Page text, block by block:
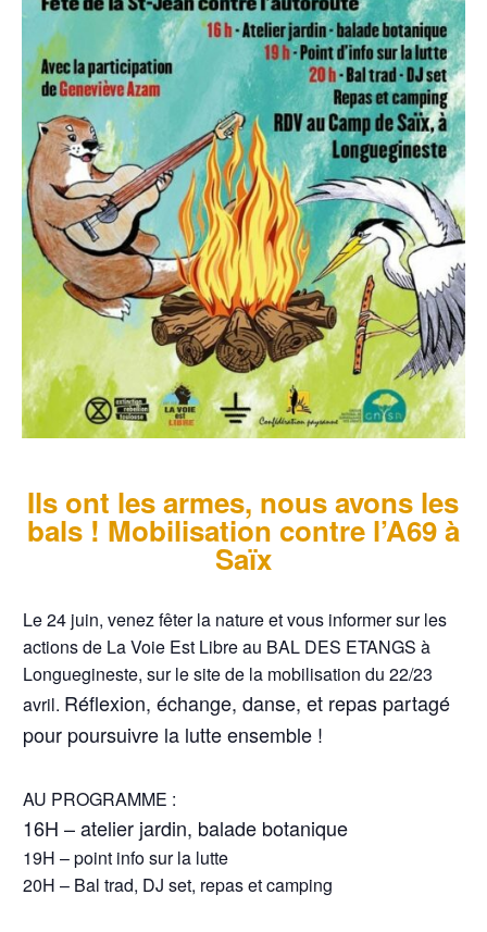
Ils ont les armes, nous avons les
bals ! Mobilisation contre l’A69 à
Saïx
Le 24 juin, venez fêter la nature et vous informer sur les
actions de La Voie Est Libre au BAL DES ETANGS à
Longuegineste, sur le site de la mobilisation du 22/23
avril. Réflexion, échange, danse, et repas partagé
pour poursuivre la lutte ensemble !
AU PROGRAMME :
16H – atelier jardin, balade botanique
19H – point info sur la lutte
20H – Bal trad, DJ set, repas et camping